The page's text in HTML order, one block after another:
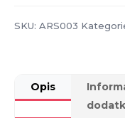
SKU: ARS003
Opis